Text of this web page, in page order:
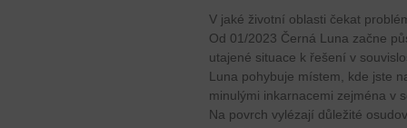
V jaké životní oblasti čekat
Od 01/2023 Černá Luna začne
utajené situace k řešení v
Luna pohybuje místem, kde jste
minulými inkarnacemi zejména v
Na povrch vylézají důležité